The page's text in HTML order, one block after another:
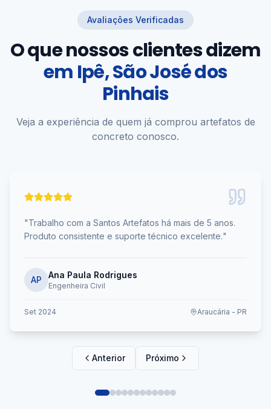
Avaliações Verificadas
O que nossos clientes dizem
em Ipê, São José dos
Pinhais
Veja a experiência de quem já comprou artefatos de
concreto conosco.
"Trabalho com a Santos Artefatos há mais de 5 anos.
Produto consistente e suporte técnico excelente."
AP Ana Paula Rodrigues
Engenheira Civil
Set 2024 Araucária - PR
Anterior Próximo